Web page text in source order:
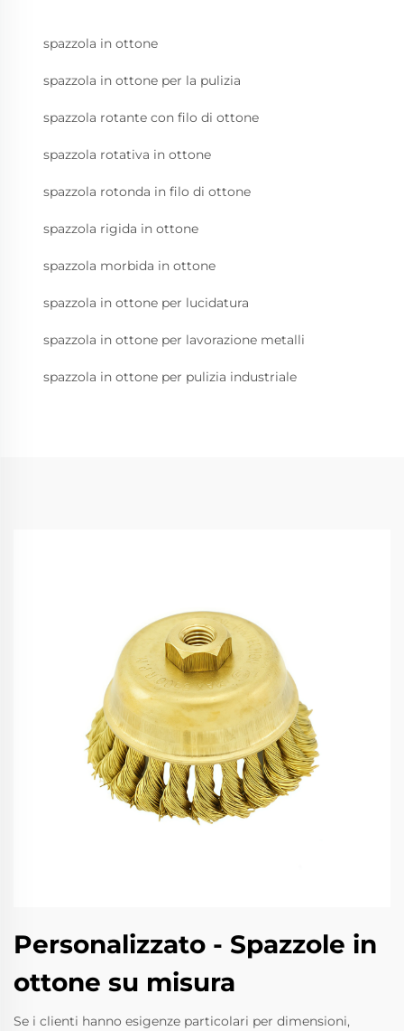
spazzola in ottone
spazzola in ottone per la pulizia
spazzola rotante con filo di ottone
spazzola rotativa in ottone
spazzola rotonda in filo di ottone
spazzola rigida in ottone
spazzola morbida in ottone
spazzola in ottone per lucidatura
spazzola in ottone per lavorazione metalli
spazzola in ottone per pulizia industriale
Personalizzato - Spazzole in
ottone su misura
Se i clienti hanno esigenze particolari per dimensioni,